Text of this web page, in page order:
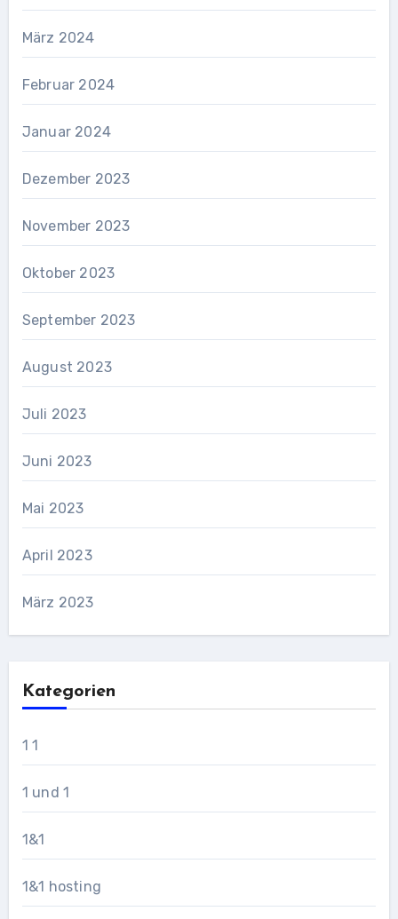
März 2024
Februar 2024
Januar 2024
Dezember 2023
November 2023
Oktober 2023
September 2023
August 2023
Juli 2023
Juni 2023
Mai 2023
April 2023
März 2023
Kategorien
1 1
1 und 1
1&1
1&1 hosting